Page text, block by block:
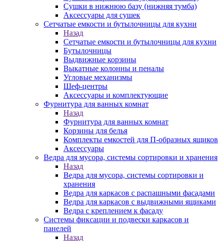
Сушки в нижнюю базу (нижняя тумба)
Аксессуары для сушек
Сетчатые емкости и бутылочницы для кухни
Назад
Сетчатые емкости и бутылочницы для кухни
Бутылочницы
Выдвижные корзины
Выкатные колонны и пеналы
Угловые механизмы
Шеф-центры
Аксессуары и комплектующие
Фурнитура для ванных комнат
Назад
Фурнитура для ванных комнат
Корзины для белья
Комплекты емкостей для П-образных ящиков
Аксессуары
Ведра для мусора, системы сортировки и хранения
Назад
Ведра для мусора, системы сортировки и
хранения
Ведра для каркасов с распашными фасадами
Ведра для каркасов с выдвижными ящиками
Ведра с креплением к фасаду
Системы фиксации и подвески каркасов и
панелей
Назад